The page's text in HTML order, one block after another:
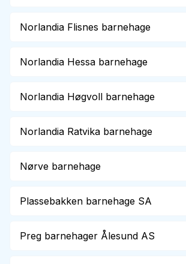
Norlandia Flisnes barnehage
Norlandia Hessa barnehage
Norlandia Høgvoll barnehage
Norlandia Ratvika barnehage
Nørve barnehage
Plassebakken barnehage SA
Preg barnehager Ålesund AS